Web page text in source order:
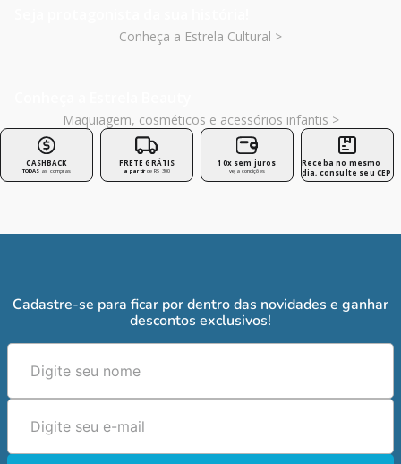
Conheça a Estrela Cultural >
Maquiagem, cosméticos e acessórios infantis >
CASHBACK
TODAS as compras
FRETE GRÁTIS
a partirde R$ 300
10x sem juros
veja condições
Receba no mesmo
dia, consulte seu CEP
Cadastre-se para ficar por dentro das novidades e ganhar
descontos exclusivos!